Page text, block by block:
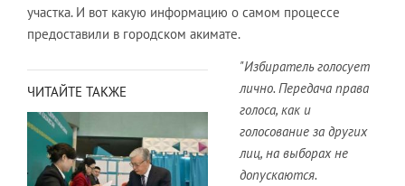
участка. И вот какую информацию о самом процессе
предоставили в городском акимате.
ЧИТАЙТЕ ТАКЖЕ
"Избиратель голосует
лично. Передача права
голоса, как и
голосование за других
лиц, на выборах не
допускаются.